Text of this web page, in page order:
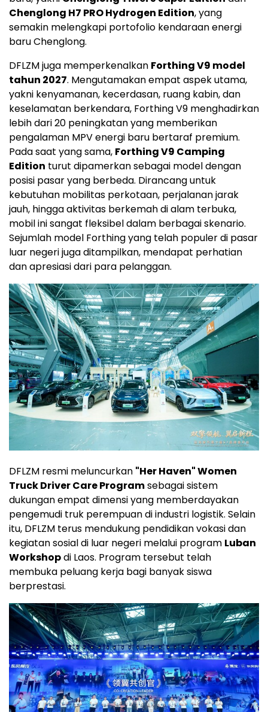
Chenglong H7 PRO Hydrogen Edition, yang
semakin melengkapi portofolio kendaraan energi
baru Chenglong.
DFLZM juga memperkenalkan Forthing V9 model
tahun 2027. Mengutamakan empat aspek utama,
yakni kenyamanan, kecerdasan, ruang kabin, dan
keselamatan berkendara, Forthing V9 menghadirkan
lebih dari 20 peningkatan yang memberikan
pengalaman MPV energi baru bertaraf premium.
Pada saat yang sama, Forthing V9 Camping
Edition turut dipamerkan sebagai model dengan
posisi pasar yang berbeda. Dirancang untuk
kebutuhan mobilitas perkotaan, perjalanan jarak
jauh, hingga aktivitas berkemah di alam terbuka,
mobil ini sangat fleksibel dalam berbagai skenario.
Sejumlah model Forthing yang telah populer di pasar
luar negeri juga ditampilkan, mendapat perhatian
dan apresiasi dari para pelanggan.
DFLZM resmi meluncurkan "Her Haven" Women
Truck Driver Care Programsebagai sistem
dukungan empat dimensi yang memberdayakan
pengemudi truk perempuan di industri logistik. Selain
itu, DFLZM terus mendukung pendidikan vokasi dan
kegiatan sosial di luar negeri melalui program Luban
Workshopdi Laos. Program tersebut telah
membuka peluang kerja bagi banyak siswa
berprestasi.